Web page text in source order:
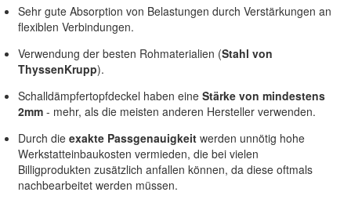
Sehr gute Absorption von Belastungen durch Verstärkungen an
flexiblen Verbindungen.
Verwendung der besten Rohmaterialien (Stahl von
ThyssenKrupp).
Schalldämpfertopfdeckel haben eine Stärke von mindestens
2mm- mehr, als die meisten anderen Hersteller verwenden.
Durch dieexakte Passgenauigkeitwerden unnötig hohe
Werkstatteinbaukosten vermieden, die bei vielen
Billigprodukten zusätzlich anfallen können, da diese oftmals
nachbearbeitet werden müssen.